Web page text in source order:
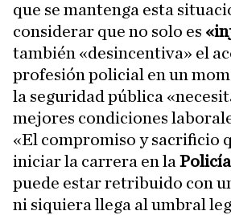
que se mantenga esta
considerar que no solo es
también «desincentiva» el
profesión policial en un
la seguridad pública
mejores condiciones
«El compromiso y sacrificio
iniciar la carrera en la Policía
puede estar retribuido con
ni siquiera llega al umbral